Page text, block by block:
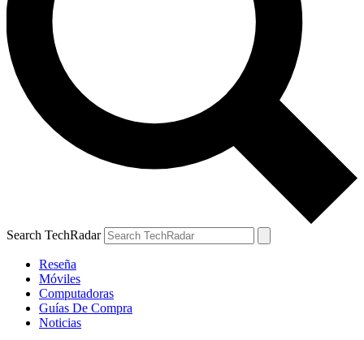
Search TechRadar
Reseña
Móviles
Computadoras
Guías De Compra
Noticias